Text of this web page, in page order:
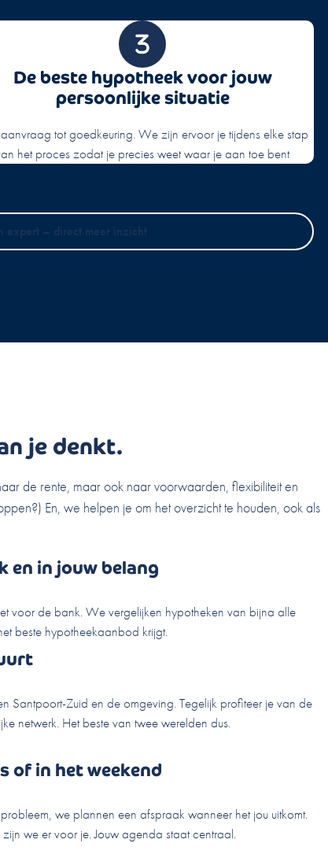
De beste hypotheek voor jouw
persoonlijke situatie
tot goedkeuring. We zijn ervoor je tijdens elke stap
het proces zodat je precies weet waar je aan toe bent
expert – direct meer inzicht
je denkt.
de rente, maar ook naar voorwaarden, flexibiliteit en
En, we helpen je om het overzicht te houden, ook als
en in jouw belang
voor de bank. We vergelijken hypotheken van bijna alle
beste hypotheekaanbod krijgt.
Santpoort-Zuid en de omgeving. Tegelijk profiteer je van de
netwerk. Het beste van twee werelden dus.
of in het weekend
we plannen een afspraak wanneer het jou uitkomt.
we er voor je. Jouw agenda staat centraal.